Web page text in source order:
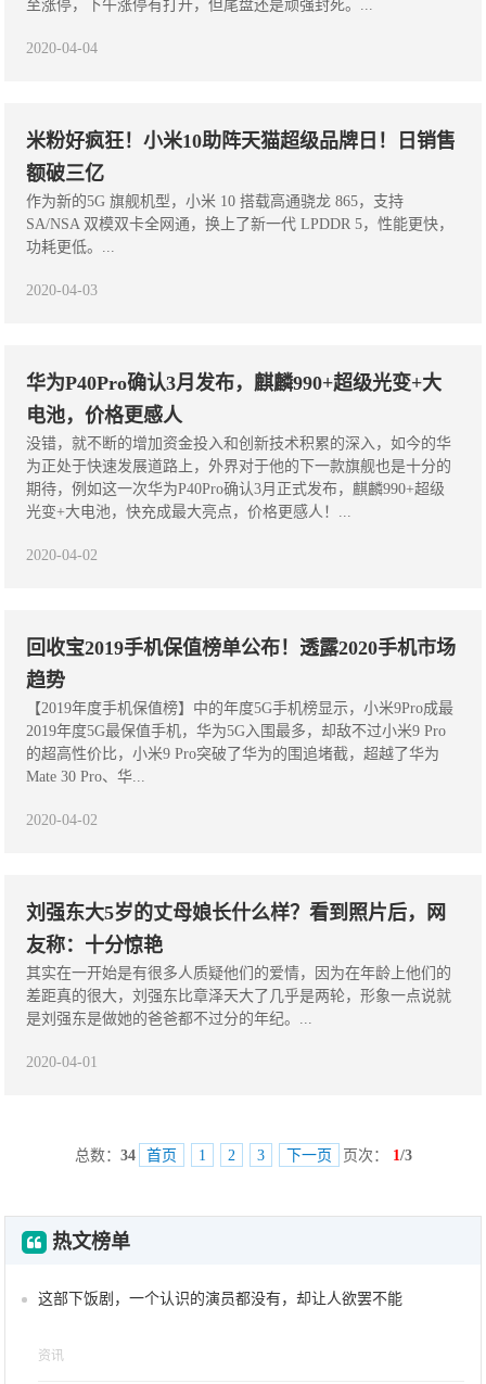
至涨停，下午涨停有打开，但尾盘还是顽强封死。...
2020-04-04
米粉好疯狂！小米10助阵天猫超级品牌日！日销售
额破三亿
作为新的5G 旗舰机型，小米 10 搭载高通骁龙 865，支持
SA/NSA 双模双卡全网通，换上了新一代 LPDDR 5，性能更快，
功耗更低。...
2020-04-03
华为P40Pro确认3月发布，麒麟990+超级光变+大
电池，价格更感人
没错，就不断的增加资金投入和创新技术积累的深入，如今的华
为正处于快速发展道路上，外界对于他的下一款旗舰也是十分的
期待，例如这一次华为P40Pro确认3月正式发布，麒麟990+超级
光变+大电池，快充成最大亮点，价格更感人！...
2020-04-02
回收宝2019手机保值榜单公布！透露2020手机市场
趋势
【2019年度手机保值榜】中的年度5G手机榜显示，小米9Pro成最
2019年度5G最保值手机，华为5G入围最多，却敌不过小米9 Pro
的超高性价比，小米9 Pro突破了华为的围追堵截，超越了华为
Mate 30 Pro、华...
2020-04-02
刘强东大5岁的丈母娘长什么样？看到照片后，网
友称：十分惊艳
其实在一开始是有很多人质疑他们的爱情，因为在年龄上他们的
差距真的很大，刘强东比章泽天大了几乎是两轮，形象一点说就
是刘强东是做她的爸爸都不过分的年纪。...
2020-04-01
总数： 34 首页 1 2 3 下一页 页次： 1/3
热文榜单
这部下饭剧，一个认识的演员都没有，却让人欲罢不能
资讯